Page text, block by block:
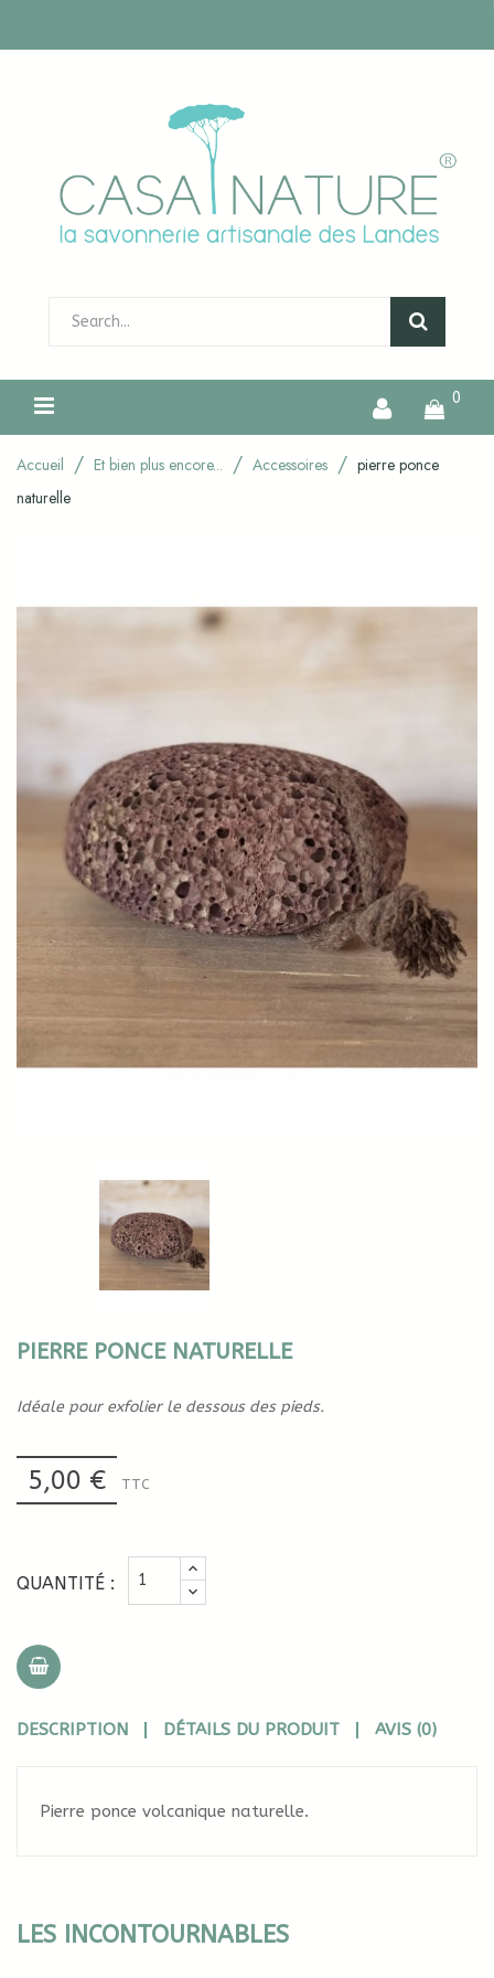
0
Accueil Et bien plus encore... Accessoires
pierre ponce
naturelle
PIERRE PONCE NATURELLE
Idéale pour exfolier le dessous des pieds.
5,00 € TTC
QUANTITÉ :
DESCRIPTION DÉTAILS DU PRODUIT AVIS (0)
Pierre ponce volcanique naturelle.
LES INCONTOURNABLES